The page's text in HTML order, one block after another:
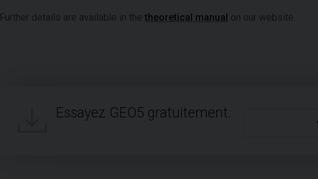
Further details are available in the theoretical manual on our website.
Essayez GEO5 gratuitement.